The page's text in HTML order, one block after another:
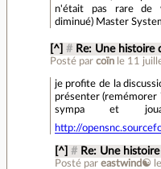
n'était pas rare de
diminué) Master
[^] # Re: Une histoire
Posté par coïn le 11
je profite de la
présenter (remémorer
sympa et
http://
[^] # Re: Une
Posté pareastwind☯